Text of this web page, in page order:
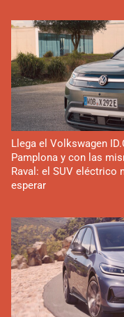
Llega el Volkswagen
Pamplona y con las
Raval: el SUV eléctrico
esperar